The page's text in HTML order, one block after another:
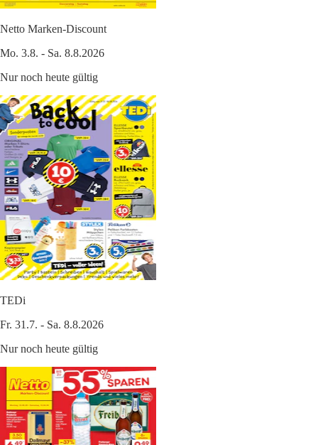
Netto Marken-Discount
Mo. 3.8. - Sa. 8.8.2026
Nur noch heute gültig
TEDi
Fr. 31.7. - Sa. 8.8.2026
Nur noch heute gültig